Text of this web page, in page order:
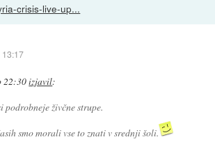
crisis-live-up...
13:17
22:30izjavil:
podrobneje živčne strupe.
smo morali vse to znati v srednji šoli.